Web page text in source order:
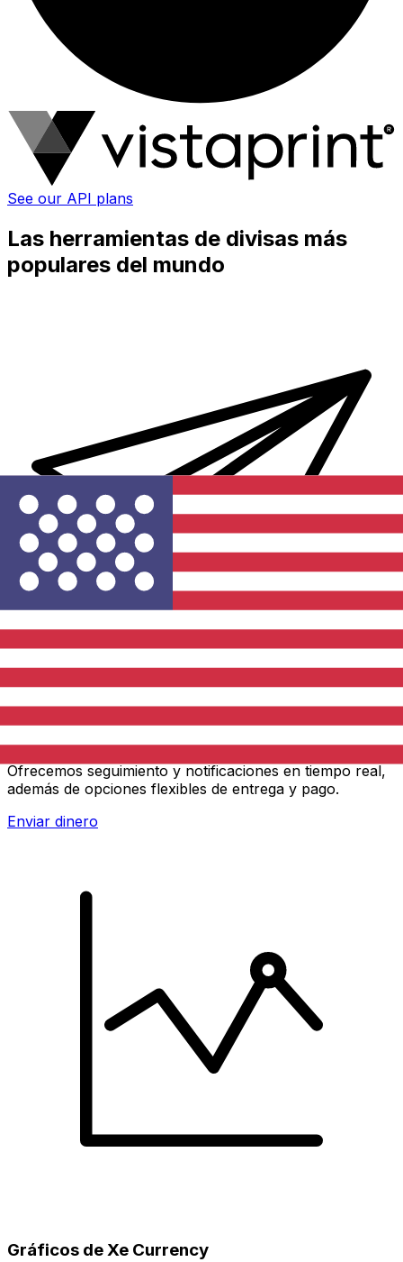
See our API plans
Las herramientas de divisas más
populares del mundo
Ofrecemos seguimiento y notificaciones en tiempo real,
además de opciones flexibles de entrega y pago.
Enviar dinero
Gráficos de Xe Currency